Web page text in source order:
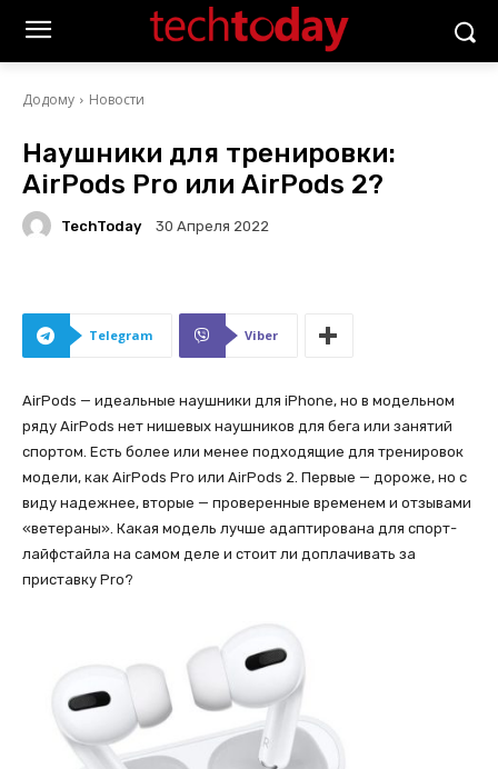
Додому Новости
Наушники для тренировки:
AirPods Pro или AirPods 2?
TechToday 30 Апреля 2022
Telegram Viber
AirPods — идеальные наушники для iPhone, но в модельном
ряду AirPods нет нишевых наушников для бега или занятий
спортом. Eсть более или менее подходящие для тренировок
модели, как AirPods Pro или AirPods 2. Первые — дороже, но с
виду надежнее, вторые — проверенные временем и отзывами
«ветераны». Какая модель лучше адаптирована для спорт-
лайфстайла на самом деле и стоит ли доплачивать за
приставку Pro?